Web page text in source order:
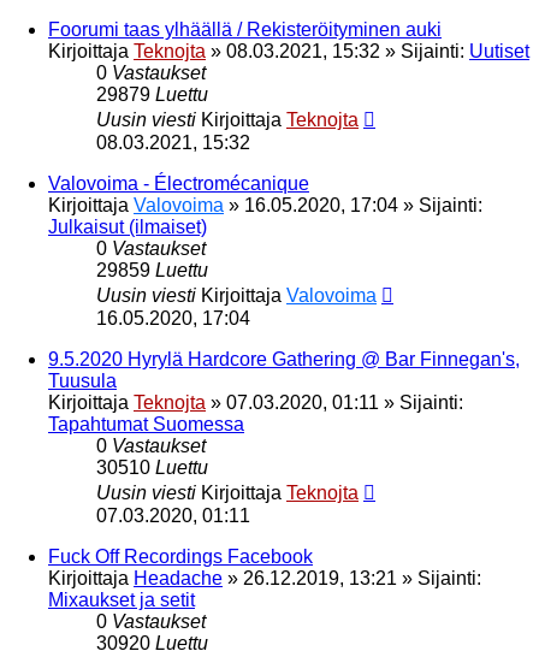
Foorumi taas ylhäällä / Rekisteröityminen auki
Kirjoittaja Teknojta » 08.03.2021, 15:32 » Sijainti: Uutiset
0 Vastaukset
29879 Luettu
Uusin viesti Kirjoittaja Teknojta
08.03.2021, 15:32
Valovoima - Électromécanique
Kirjoittaja Valovoima » 16.05.2020, 17:04 » Sijainti:
Julkaisut (ilmaiset)
0 Vastaukset
29859 Luettu
Uusin viesti Kirjoittaja Valovoima
16.05.2020, 17:04
9.5.2020 Hyrylä Hardcore Gathering @ Bar Finnegan's,
Tuusula
Kirjoittaja Teknojta » 07.03.2020, 01:11 » Sijainti:
Tapahtumat Suomessa
0 Vastaukset
30510 Luettu
Uusin viesti Kirjoittaja Teknojta
07.03.2020, 01:11
Fuck Off Recordings Facebook
Kirjoittaja Headache » 26.12.2019, 13:21 » Sijainti:
Mixaukset ja setit
0 Vastaukset
30920 Luettu